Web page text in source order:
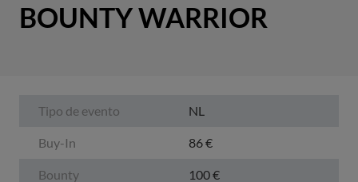
BOUNTY WARRIOR
Tipo de evento NL
Buy-In 86 €
Bounty 100 €